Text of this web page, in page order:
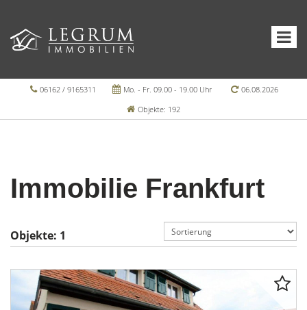
06162 / 9165311 Mo. - Fr. 09.00 - 19.00 Uhr
06.08.2026
Objekte: 192
Immobilie Frankfurt
Objekte: 1